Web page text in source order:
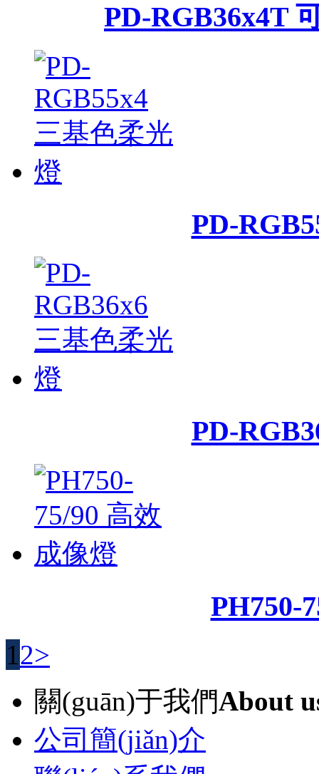
PD-RGB36x4T
PD-
PD-
PH750-
12>
關(guān)于我們About
公司簡(jiǎn)介